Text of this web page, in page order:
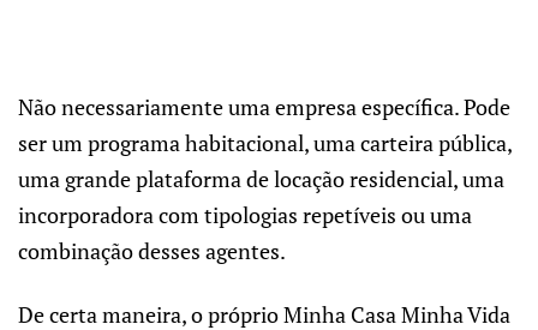
Não necessariamente uma empresa específica. Pode
ser um programa habitacional, uma carteira pública,
uma grande plataforma de locação residencial, uma
incorporadora com tipologias repetíveis ou uma
combinação desses agentes.
De certa maneira, o próprio Minha Casa Minha Vida